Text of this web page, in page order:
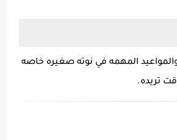
المهمه في نوته صغيره خاصه
تريده.